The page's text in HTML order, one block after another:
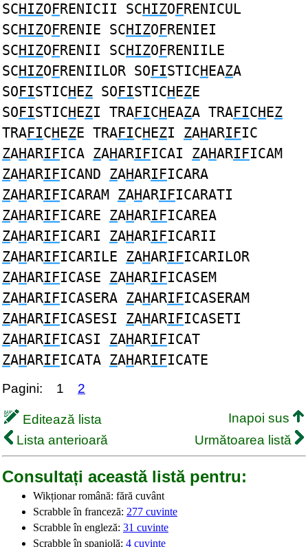
SCHIZOFRENICII SCHIZOFRENICUL
SCHIZOFRENIE SCHIZOFRENIEI
SCHIZOFRENII SCHIZOFRENIILE
SCHIZOFRENIILOR SOFISTICHEAZA
SOFISTICHEZ SOFISTICHEZE
SOFISTICHEZI TRAFICHEAZA TRAFICHEZ
TRAFICHEZE TRAFICHEZI ZAHARIFIC
ZAHARIFICA ZAHARIFICAI ZAHARIFICAM
ZAHARIFICAND ZAHARIFICARA
ZAHARIFICARAM ZAHARIFICARATI
ZAHARIFICARE ZAHARIFICAREA
ZAHARIFICARI ZAHARIFICARII
ZAHARIFICARILE ZAHARIFICARILOR
ZAHARIFICASE ZAHARIFICASEM
ZAHARIFICASERA ZAHARIFICASERAM
ZAHARIFICASESI ZAHARIFICASETI
ZAHARIFICASI ZAHARIFICAT
ZAHARIFICATA ZAHARIFICATE
Pagini: 1 2
Editează lista
Inapoi sus
Lista anterioară
Următoarea listă
Consultați această listă pentru:
Wikționar română: fără cuvânt
Scrabble în franceză: 277 cuvinte
Scrabble în engleză: 31 cuvinte
Scrabble în spaniolă: 4 cuvinte